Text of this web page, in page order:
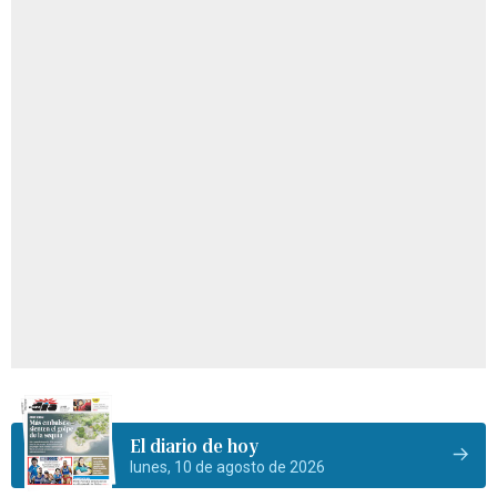
El diario de hoy
lunes, 10 de agosto de 2026